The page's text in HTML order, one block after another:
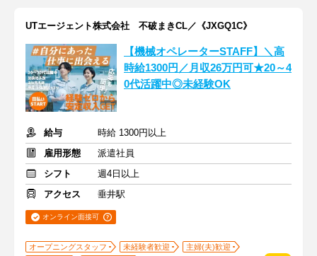
UTエージェント株式会社 不破まきCL／《JXGQ1C》
【機械オペレーターSTAFF】＼高
時給1300円／月収26万円可★20～4
0代活躍中◎未経験OK
給与
時給 1300円以上
雇用形態
派遣社員
シフト
週4日以上
アクセス
垂井駅
オンライン面接可
オープニングスタッフ 未経験者歓迎
主婦(夫)歓迎